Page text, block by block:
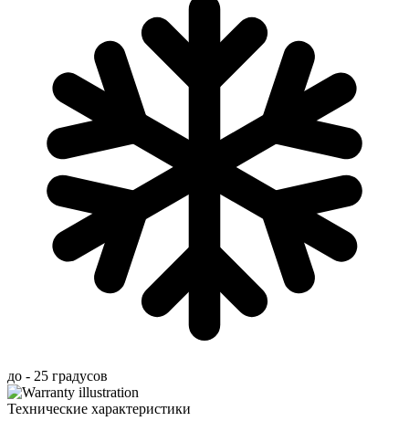
до - 25 градусов
Технические характеристики